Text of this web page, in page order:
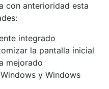
con anterioridad esta
integrado
la pantalla inicial
mejorado
y Windows